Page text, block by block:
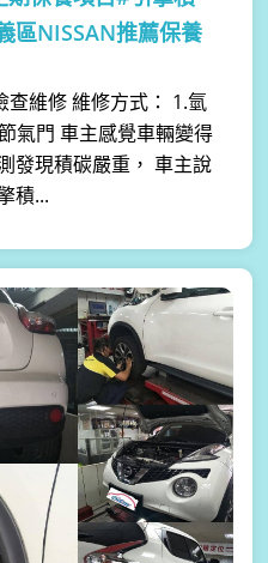
區NISSAN推薦保養
查維修 維修方式： 1.氫
氣門 車主感覺車輛變得
發現積碳嚴重， 車主說
積...